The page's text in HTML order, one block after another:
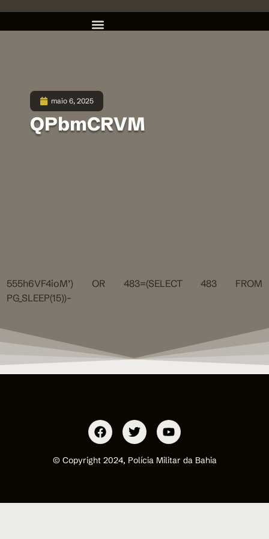
maio 6, 2025
QPbmCRVM
555h6VF4ioM’) OR 483=(SELECT 483 FROM
PG_SLEEP(15))–
© Copyright 2024, Polícia Militar da Bahia